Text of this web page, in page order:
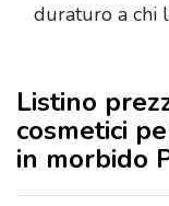
duraturo a chi
Listino
cosmetici
in morbido